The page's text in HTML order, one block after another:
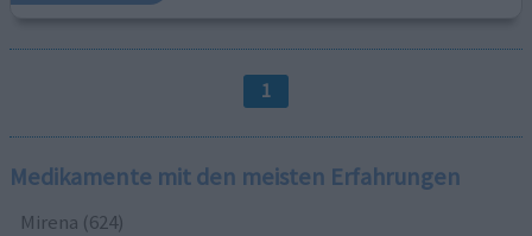
1
Medikamente mit den meisten Erfahrungen
Mirena (624)